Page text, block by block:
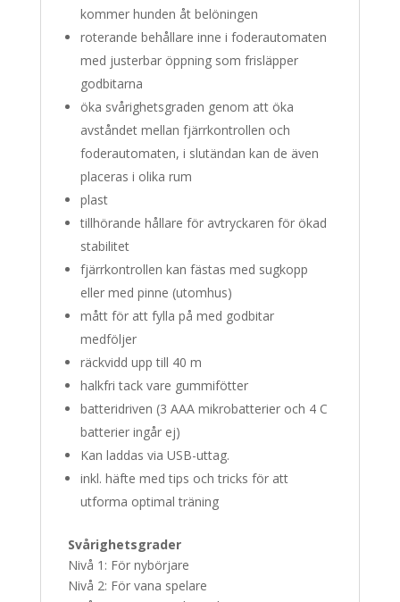
kommer hunden åt belöningen
roterande behållare inne i foderautomaten
med justerbar öppning som frisläpper
godbitarna
öka svårighetsgraden genom att öka
avståndet mellan fjärrkontrollen och
foderautomaten, i slutändan kan de även
placeras i olika rum
plast
tillhörande hållare för avtryckaren för ökad
stabilitet
fjärrkontrollen kan fästas med sugkopp
eller med pinne (utomhus)
mått för att fylla på med godbitar
medföljer
räckvidd upp till 40 m
halkfri tack vare gummifötter
batteridriven (3 AAA mikrobatterier och 4 C
batterier ingår ej)
Kan laddas via USB-uttag.
inkl. häfte med tips och tricks för att
utforma optimal träning
Svårighetsgrader
Nivå 1: För nybörjare
Nivå 2: För vana spelare